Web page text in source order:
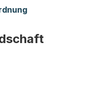
(Startet einen